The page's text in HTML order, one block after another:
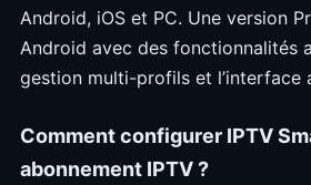
Android, iOS et PC. Une version
Android avec des fonctionnalités
gestion multi-profils et l’interface
Comment configurer IPTV
abonnement IPTV ?